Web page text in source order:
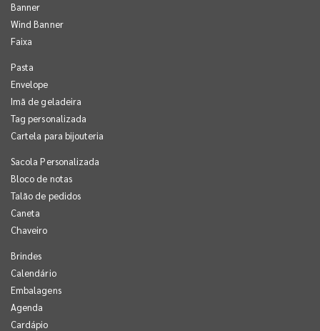
Banner
Wind Banner
Faixa
Pasta
Envelope
Imã de geladeira
Tag personalizada
Cartela para bijouteria
Sacola Personalizada
Bloco de notas
Talão de pedidos
Caneta
Chaveiro
Brindes
Calendário
Embalagens
Agenda
Cardápio